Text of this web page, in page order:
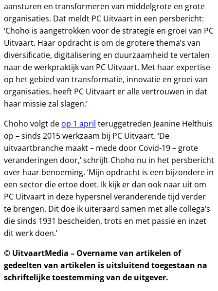
aansturen en transformeren van middelgrote en grote
organisaties. Dat meldt PC Uitvaart in een persbericht:
‘Choho is aangetrokken voor de strategie en groei van PC
Uitvaart. Haar opdracht is om de grotere thema’s van
diversificatie, digitalisering en duurzaamheid te vertalen
naar de werkpraktijk van PC Uitvaart. Met haar expertise
op het gebied van transformatie, innovatie en groei van
organisaties, heeft PC Uitvaart er alle vertrouwen in dat
haar missie zal slagen.’
Choho volgt de op 1 april teruggetreden Jeanine Helthuis
op – sinds 2015 werkzaam bij PC Uitvaart. ‘De
uitvaartbranche maakt – mede door Covid-19 – grote
veranderingen door,’ schrijft Choho nu in het persbericht
over haar benoeming. ‘Mijn opdracht is een bijzondere in
een sector die ertoe doet. Ik kijk er dan ook naar uit om
PC Uitvaart in deze hypersnel veranderende tijd verder
te brengen. Dit doe ik uiteraard samen met alle collega’s
die sinds 1931 bescheiden, trots en met passie en inzet
dit werk doen.’
© UitvaartMedia – Overname van artikelen of
gedeelten van artikelen is uitsluitend toegestaan na
schriftelijke toestemming van de uitgever.